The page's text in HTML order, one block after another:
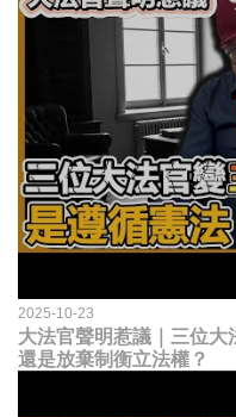
2025-10-23
大法官聲明惹議｜三位大
還是放棄制衡立法權？